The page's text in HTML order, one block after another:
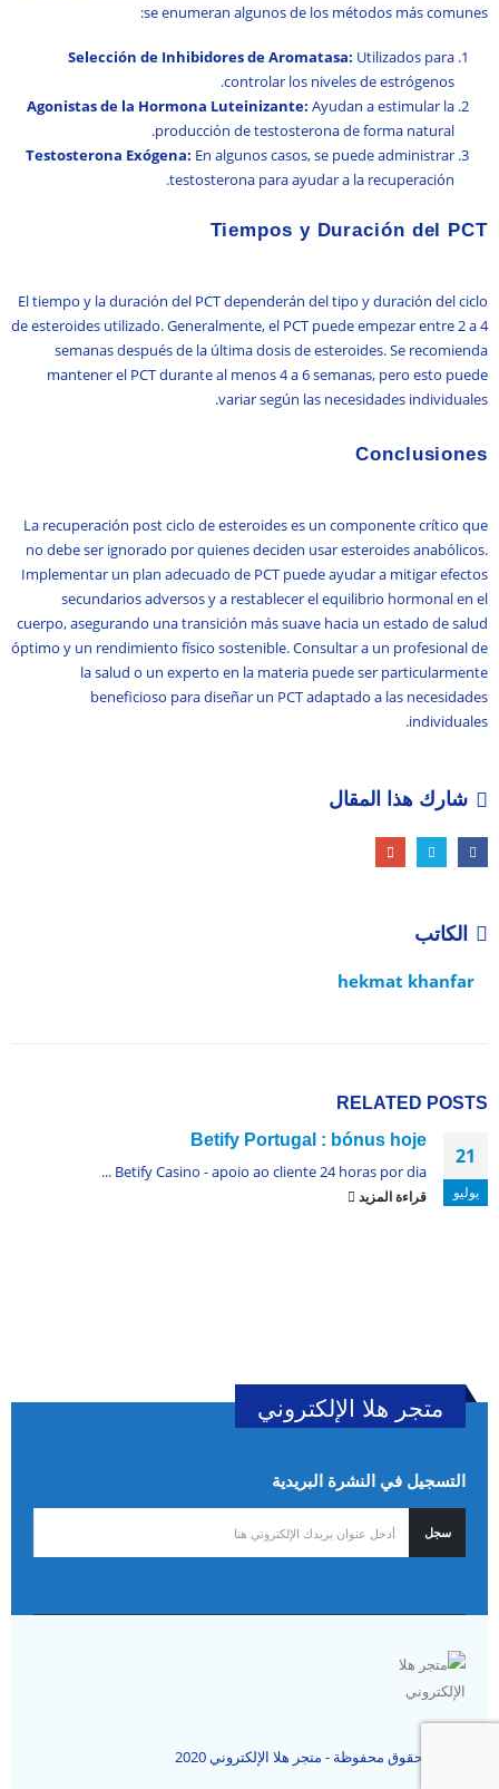
se enumeran algunos de los métodos más comunes:
Selección de Inhibidores de Aromatasa: Utilizados para
controlar los niveles de estrógenos.
Agonistas de la Hormona Luteinizante: Ayudan a estimular la
producción de testosterona de forma natural.
Testosterona Exógena: En algunos casos, se puede administrar
testosterona para ayudar a la recuperación.
Tiempos y Duración del PCT
El tiempo y la duración del PCT dependerán del tipo y duración del ciclo
de esteroides utilizado. Generalmente, el PCT puede empezar entre 2 a 4
semanas después de la última dosis de esteroides. Se recomienda
mantener el PCT durante al menos 4 a 6 semanas, pero esto puede
variar según las necesidades individuales.
Conclusiones
La recuperación post ciclo de esteroides es un componente crítico que
no debe ser ignorado por quienes deciden usar esteroides anabólicos.
Implementar un plan adecuado de PCT puede ayudar a mitigar efectos
secundarios adversos y a restablecer el equilibrio hormonal en el
cuerpo, asegurando una transición más suave hacia un estado de salud
óptimo y un rendimiento físico sostenible. Consultar a un profesional de
la salud o un experto en la materia puede ser particularmente
beneficioso para diseñar un PCT adaptado a las necesidades
individuales.
شارك هذا المقال
الكاتب
hekmat khanfar
RELATED POSTS
21
يوليو
Betify Portugal : bónus hoje
Betify Casino - apoio ao cliente 24 horas por dia ...
قراءة المزيد
متجر هلا الإلكتروني
التسجيل في النشرة البريدية
جميع الحقوق محفوظة - متجر هلا الإلكتروني 2020